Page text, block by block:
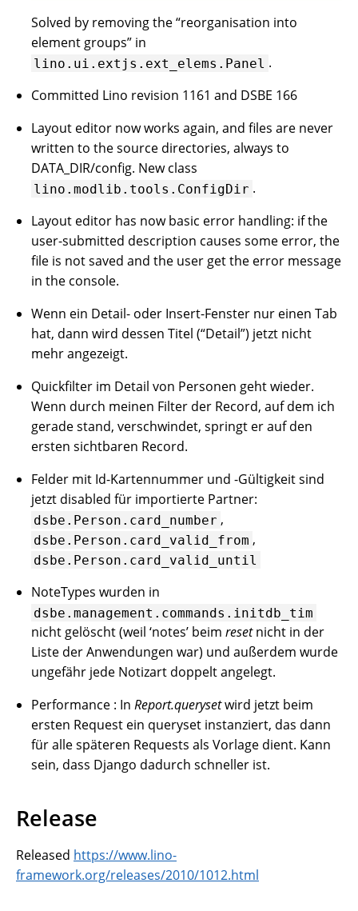
Solved by removing the “reorganisation into
element groups” in
lino.ui.extjs.ext_elems.Panel .
Committed Lino revision 1161 and DSBE 166
Layout editor now works again, and files are never
written to the source directories, always to
DATA_DIR/config. New class
lino.modlib.tools.ConfigDir .
Layout editor has now basic error handling: if the
user-submitted description causes some error, the
file is not saved and the user get the error message
in the console.
Wenn ein Detail- oder Insert-Fenster nur einen Tab
hat, dann wird dessen Titel (“Detail”) jetzt nicht
mehr angezeigt.
Quickfilter im Detail von Personen geht wieder.
Wenn durch meinen Filter der Record, auf dem ich
gerade stand, verschwindet, springt er auf den
ersten sichtbaren Record.
Felder mit Id-Kartennummer und -Gültigkeit sind
jetzt disabled für importierte Partner:
dsbe.Person.card_number ,
dsbe.Person.card_valid_from ,
dsbe.Person.card_valid_until
NoteTypes wurden in
dsbe.management.commands.initdb_tim
nicht gelöscht (weil ‘notes’ beimresetnicht in der
Liste der Anwendungen war) und außerdem wurde
ungefähr jede Notizart doppelt angelegt.
Performance : InReport.querysetwird jetzt beim
ersten Request ein queryset instanziert, das dann
für alle späteren Requests als Vorlage dient. Kann
sein, dass Django dadurch schneller ist.
Release
Released https://www.lino-
framework.org/releases/2010/1012.html